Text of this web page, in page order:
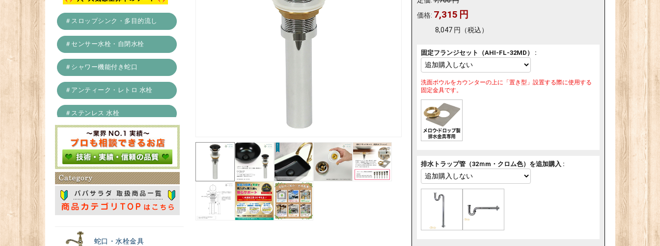
＃スロップシンク・多目的流し
＃センサー水栓・自閉水栓
＃シャワー機能付き蛇口
＃アンティーク・レトロ 水栓
＃ステンレス 水栓
＃浄水器
蛇口・水栓金具
価格: 7,315 円
8,047 円 （税込）
固定フランジセット（AHI-FL-32MD） :
洗面ボウルをカウンターの上に「置き型」設置する際に使用する
固定金具です。
排水トラップ管（32ｍm・クロム色）を追加購入 :